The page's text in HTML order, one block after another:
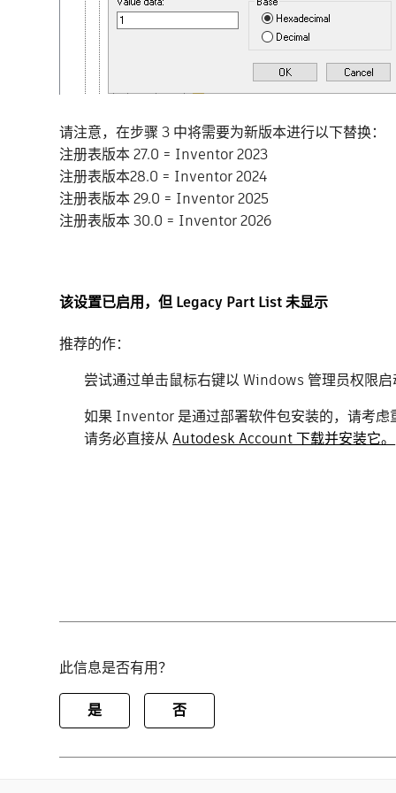
请注意，在步骤 3 中将需要为新版本进行以下替换：
注册表版本 27.0 = Inventor 2023
注册表版本28.0 = Inventor 2024
注册表版本 29.0 = Inventor 2025
注册表版本 30.0 = Inventor 2026
该设置已启用，但 Legacy Part List 未显示
推荐的作：
尝试通过单击鼠标右键以 Windows 管理员权限
如果 Inventor 是通过部署软件包安装的，请考虑
请务必直接从Autodesk Account 下载并安装它。
此信息是否有用？
是 否